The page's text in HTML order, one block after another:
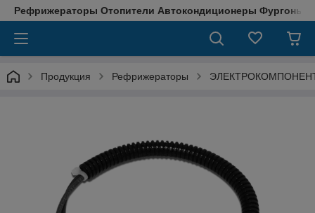
Рефрижераторы Отопители Автокондиционеры Фургоны
Продукция Рефрижераторы